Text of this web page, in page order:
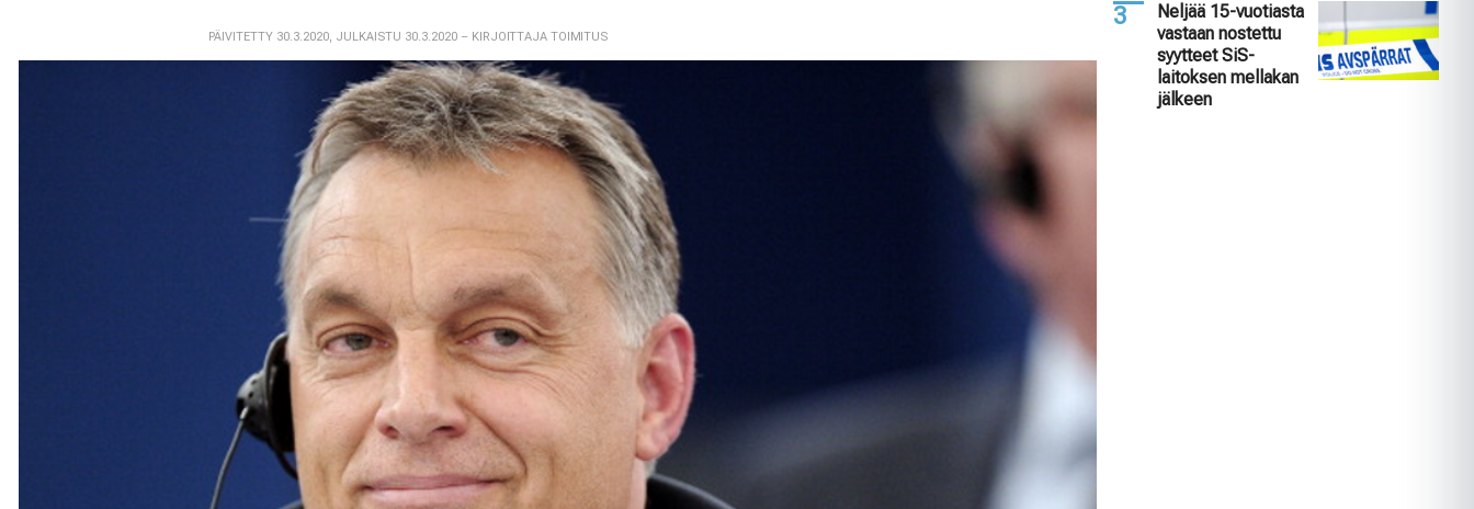
PÄIVITETTY 30.3.2020 JULKAISTU 30.3.2020 – KIRJOITTAJA TOIMITUS
Neljää 15-vuotiasta
vastaan nostettu
syytteet SiS-
laitoksen mellakan
jälkeen